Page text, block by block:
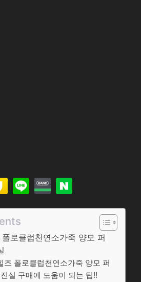
로클럽천연소가죽 양모 퍼
즈 폴로클럽천연소가죽 양모 퍼
실 구매에 도움이 되는 팁!!